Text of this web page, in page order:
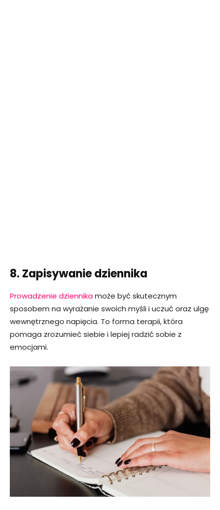
8. Zapisywanie dziennika
Prowadzenie dziennikamoże być skutecznym
sposobem na wyrażanie swoich myśli i uczuć oraz ulgę
wewnętrznego napięcia. To forma terapii, która
pomaga zrozumieć siebie i lepiej radzić sobie z
emocjami.